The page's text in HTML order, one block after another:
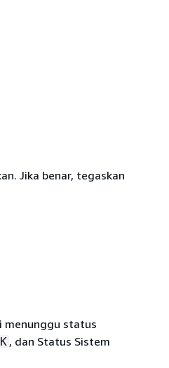
Jika benar, tegaskan
menunggu status
, dan Status Sistem